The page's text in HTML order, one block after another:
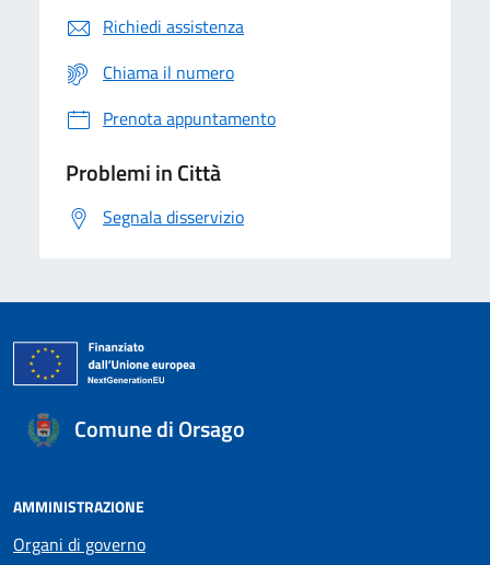
Richiedi assistenza
Chiama il numero
Prenota appuntamento
Problemi in Città
Segnala disservizio
Comune di Orsago
AMMINISTRAZIONE
Organi di governo